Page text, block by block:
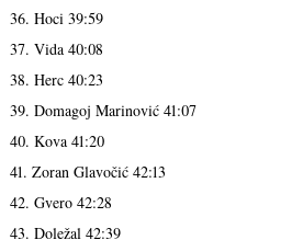
36. Hoci 39:59
37. Vida 40:08
38. Herc 40:23
39. Domagoj Marinović 41:07
40. Kova 41:20
41. Zoran Glavočić 42:13
42. Gvero 42:28
43. Doležal 42:39